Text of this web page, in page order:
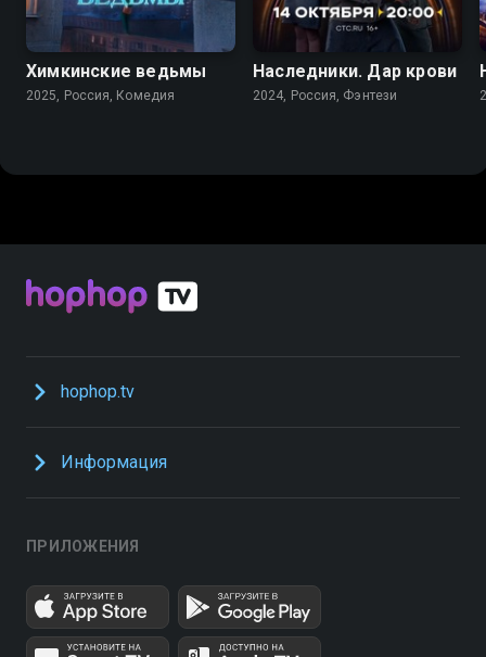
7.9
Химкинские ведьмы
2025, Россия, Комедия
8.2
Наследники. Дар крови
2024, Россия, Фэнтези
hophop.tv
Информация
ПРИЛОЖЕНИЯ